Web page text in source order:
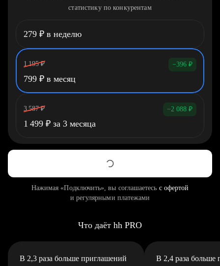
статистику по конкурентам
279 ₽ в неделю
1 195 ₽ −396 ₽
799 ₽ в месяц
3 587 ₽ −2 088 ₽
1 499 ₽ за 3 месяца
Нажимая «Подключить», вы соглашаетесь с офертой
и регулярными платежами
Что даёт hh PRO
В 2,3 раза больше приглашений В 2,4 раза больше